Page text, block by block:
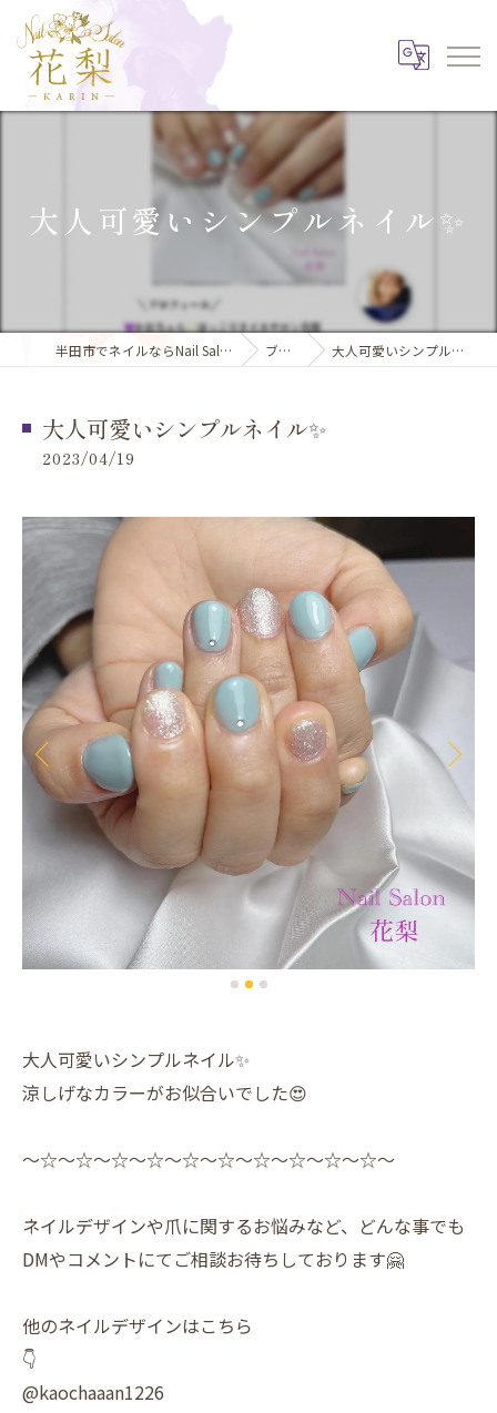
大人可愛いシンプルネイル✨️
半田市でネイルならNail Salon 花梨 ブログ 大人可愛いシンプルネイル✨️
大人可愛いシンプルネイル✨️
2023/04/19
大人可愛いシンプルネイル✨️
涼しげなカラーがお似合いでした😍
〜☆〜☆〜☆〜☆〜☆〜☆〜☆〜☆〜☆〜☆〜
ネイルデザインや爪に関するお悩みなど、どんな事でも
DMやコメントにてご相談お待ちしております🤗
他のネイルデザインはこちら
👇
@kaochaaan1226